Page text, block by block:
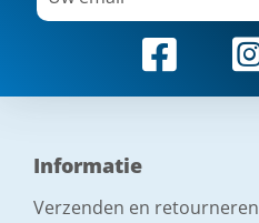
Informatie
Verzenden en retourneren